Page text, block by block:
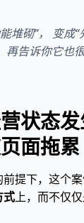
堆砌”， 变成
再告诉你它也
状态发
面拖累
提下，这个
式上，而不仅